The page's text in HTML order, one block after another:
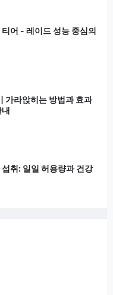
어 - 레이드 성능 중심의
가라앉히는 방법과 효과
취: 일일 허용량과 건강